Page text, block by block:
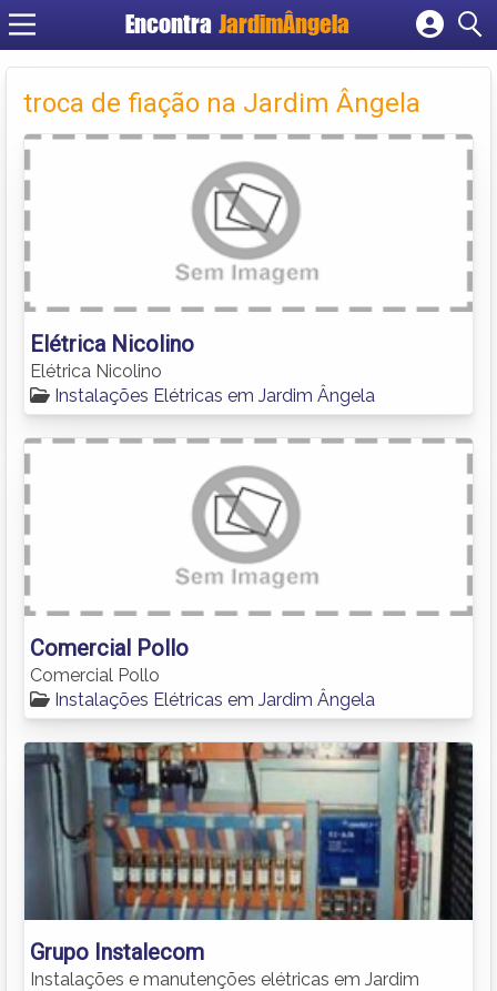
EncontraJardimÂngela
Cadastrar empresa
Criar conta
troca de fiação na Jardim Ângela
Elétrica Nicolino
Elétrica Nicolino
Instalações Elétricas em Jardim Ângela
Comercial Pollo
Comercial Pollo
Instalações Elétricas em Jardim Ângela
Grupo Instalecom
Instalações e manutenções elétricas em Jardim